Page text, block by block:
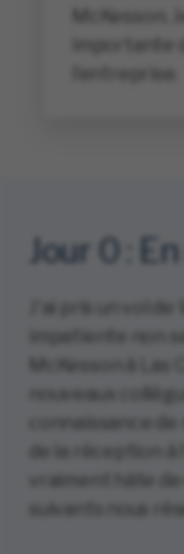
McKesson.
importante
Jour 0 :
J'ai pris un vol de
McKesson à Las
nouveaux
connaissance
vraiment hâte